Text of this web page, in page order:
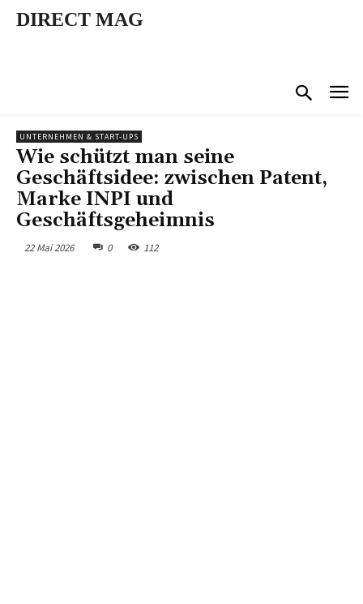
DIRECT MAG
UNTERNEHMEN & START-UPS
Wie schützt man seine
Geschäftsidee: zwischen Patent,
Marke INPI und
Geschäftsgeheimnis
22 Mai 2026 0 112